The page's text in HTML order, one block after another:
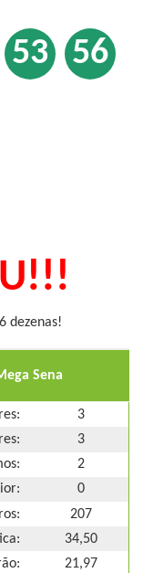
53 56
dezenas!
Sena
3
3
2
0
207
34,50
21,97